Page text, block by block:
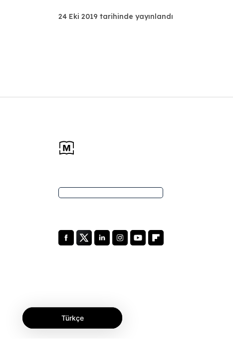
24 Eki 2019 tarihinde yayınlandı
Türkçe